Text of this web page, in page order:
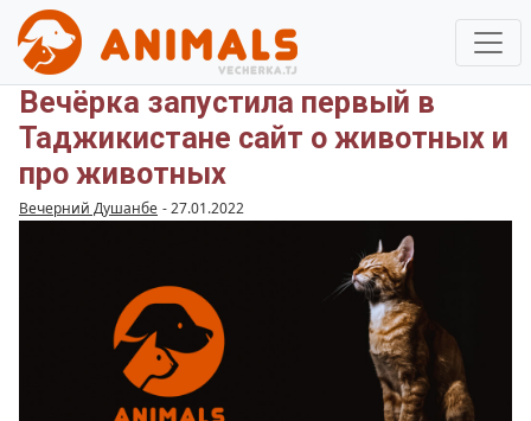
Вечёрка запустила первый в
Таджикистане сайт о животных и
про животных
Вечерний Душанбе -27.01.2022